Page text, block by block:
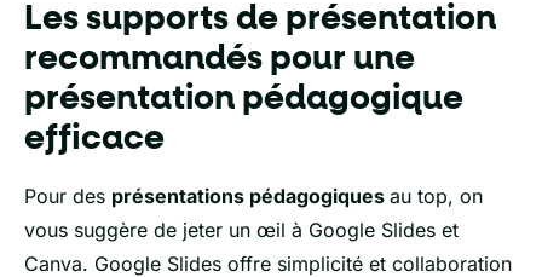
Les supports de présentation
recommandés pour une
présentation pédagogique
efficace
Pour des présentations pédagogiques au top, on
vous suggère de jeter un œil à Google Slides et
Canva. Google Slides offre simplicité et collaboration